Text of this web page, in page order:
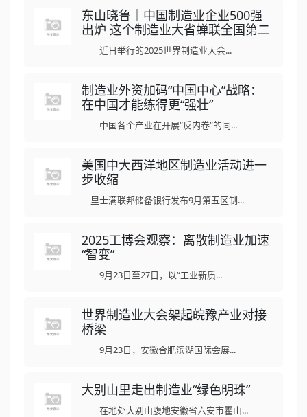
东山晓鲁｜中国制造业企业500强
出炉 这个制造业大省蝉联全国第二
近日举行的2025世界制造业大会...
制造业外资加码“中国中心”战略：
在中国才能练得更“强壮”
中国各个产业在开展“反内卷”的同...
美国中大西洋地区制造业活动进一
步收缩
里士满联邦储备银行发布9月第五区制...
2025工博会观察：离散制造业加速
“智变”
9月23日至27日，以“工业新质...
世界制造业大会架起皖豫产业对接
桥梁
9月23日，安徽合肥滨湖国际会展...
大别山里走出制造业“绿色明珠”
在地处大别山腹地安徽省六安市霍山...